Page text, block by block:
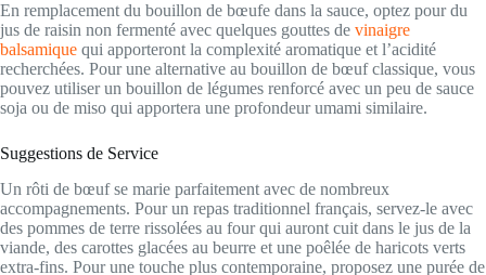
En remplacement du bouillon de bœufe dans la sauce, optez pour du
jus de raisin non fermenté avec quelques gouttes de vinaigre
balsamique qui apporteront la complexité aromatique et l’acidité
recherchées. Pour une alternative au bouillon de bœuf classique, vous
pouvez utiliser un bouillon de légumes renforcé avec un peu de sauce
soja ou de miso qui apportera une profondeur umami similaire.
Suggestions de Service
Un rôti de bœuf se marie parfaitement avec de nombreux
accompagnements. Pour un repas traditionnel français, servez-le avec
des pommes de terre rissolées au four qui auront cuit dans le jus de la
viande, des carottes glacées au beurre et une poêlée de haricots verts
extra-fins. Pour une touche plus contemporaine, proposez une purée de